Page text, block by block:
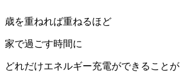
歳を重ねれば重ねるほど
家で過ごす時間に
どれだけエネルギー充電ができることが